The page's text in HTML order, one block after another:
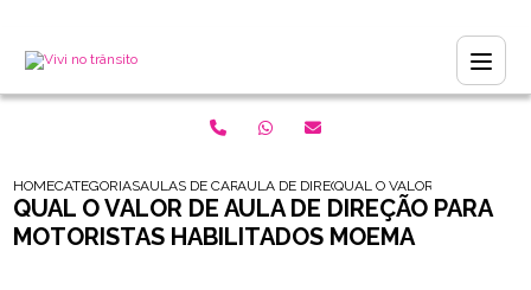
HOMECATEGORIASAULAS DE CARRO PARA HABILITADOS
AULA DE DIRECAO DE CARRO PARA
QUAL O VALOR DE AULA DE
QUAL O VALOR DE AULA DE DIREÇÃO PARA
MOTORISTAS HABILITADOS MOEMA